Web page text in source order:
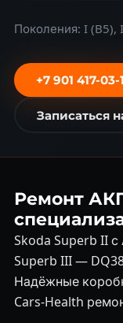
Поколения: I (B5),
+7 901 417-03-
Записаться
Ремонт
Skoda Superb II
Superb III —
Надёжные
Cars-Health